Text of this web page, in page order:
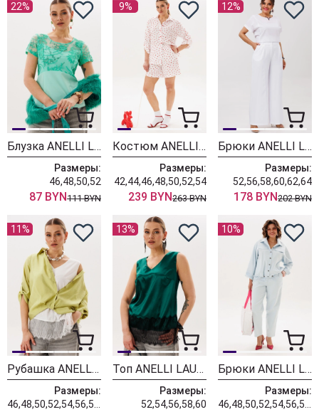
22%
Блузка ANELLI LAUREL 1653 бирюзовое кружево
Размеры:
46,48,50,52
87 BYN111 BYN
9%
Костюм ANELLI LAUREL 1409 сердечки
Размеры:
42,44,46,48,50,52,54
239 BYN263 BYN
12%
Брюки ANELLI LAUREL 1416.1 белый крэш
Размеры:
52,56,58,60,62,64
178 BYN202 BYN
11%
Рубашка ANELLI LAUREL 1663-1 оливка
Размеры:
13%
Топ ANELLI LAUREL 1664-1 изумруд
Размеры:
52,54,56,58,60
10%
Брюки ANELLI LAUREL 1853 воздушный облачный
Размеры: